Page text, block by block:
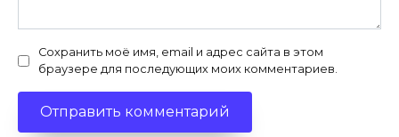
Сохранить моё имя, email и адрес сайта в этом
браузере для последующих моих комментариев.